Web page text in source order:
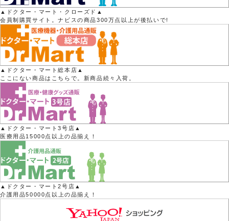
▲ドクター・マート・クローズド▲
会員制購買サイト。ナビスの商品300万点以上が後払いで!
▲ドクター・マート総本店▲
ここにない商品はこちらで。新商品続々入荷。
▲ドクター・マート3号店▲
医療用品15000点以上の品揃え！
▲ドクター・マート2号店▲
介護用品50000点以上の品揃え！